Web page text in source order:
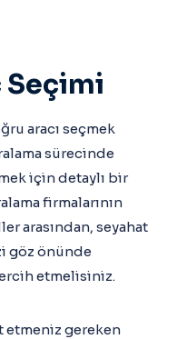
Seçimi
aracı seçmek
sürecinde
için detaylı bir
firmalarının
arasından, seyahat
göz önünde
etmelisiniz.
etmeniz gereken